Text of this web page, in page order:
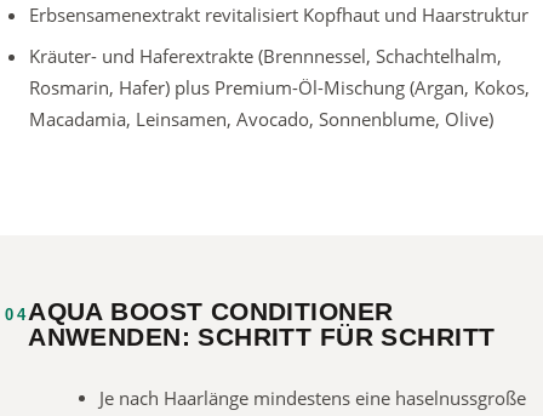
Erbsensamenextrakt revitalisiert Kopfhaut und Haarstruktur
Kräuter- und Haferextrakte (Brennnessel, Schachtelhalm,
Rosmarin, Hafer) plus Premium-Öl-Mischung (Argan, Kokos,
Macadamia, Leinsamen, Avocado, Sonnenblume, Olive)
04AQUA BOOST CONDITIONER
ANWENDEN: SCHRITT FÜR SCHRITT
Je nach Haarlänge mindestens eine haselnussgroße